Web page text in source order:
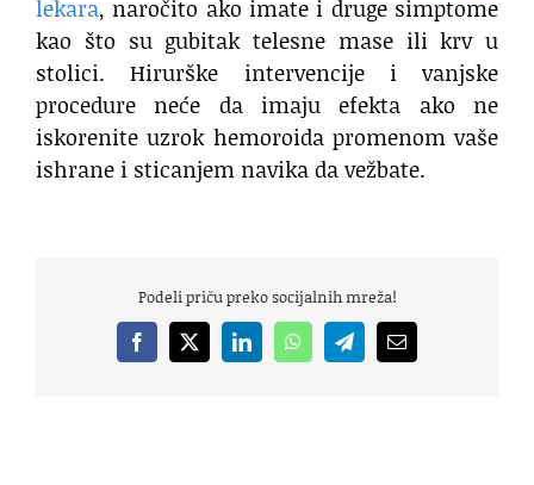
lekara, naročito ako imate i druge simptome
kao što su gubitak telesne mase ili krv u
stolici. Hirurške intervencije i vanjske
procedure neće da imaju efekta ako ne
iskorenite uzrok hemoroida promenom vaše
ishrane i sticanjem navika da vežbate.
Podeli priču preko socijalnih mreža!
Facebook
X LinkedInWhatsAppTelegramEmail